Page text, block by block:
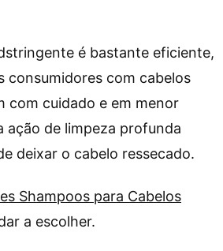
é bastante eficiente,
consumidores com cabelos
com cuidado e em menor
ação de limpeza profunda
deixar o cabelo ressecado.
Shampoos para Cabelos
a escolher.